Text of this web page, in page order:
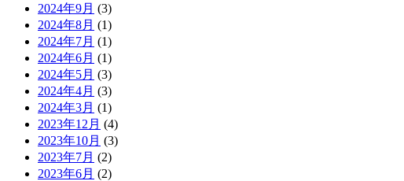
2024年9月 (3)
2024年8月 (1)
2024年7月 (1)
2024年6月 (1)
2024年5月 (3)
2024年4月 (3)
2024年3月 (1)
2023年12月 (4)
2023年10月 (3)
2023年7月 (2)
2023年6月 (2)